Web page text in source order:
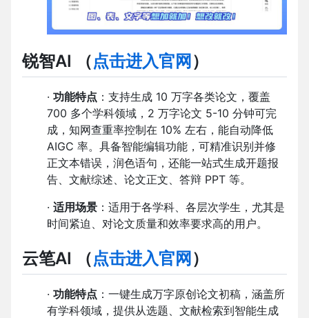
锐智AI （点击进入官网 ）
· 功能特点 ：支持生成 10 万字各类论文，覆盖
700 多个学科领域，2 万字论文 5-10 分钟可完
成，知网查重率控制在 10% 左右，能自动降低
AIGC 率。具备智能编辑功能，可精准识别并修
正文本错误，润色语句，还能一站式生成开题报
告、文献综述、论文正文、答辩 PPT 等。
· 适用场景 ：适用于各学科、各层次学生，尤其是
时间紧迫、对论文质量和效率要求高的用户。
云笔AI （点击进入官网 ）
· 功能特点 ：一键生成万字原创论文初稿，涵盖所
有学科领域，提供从选题、文献检索到智能生成